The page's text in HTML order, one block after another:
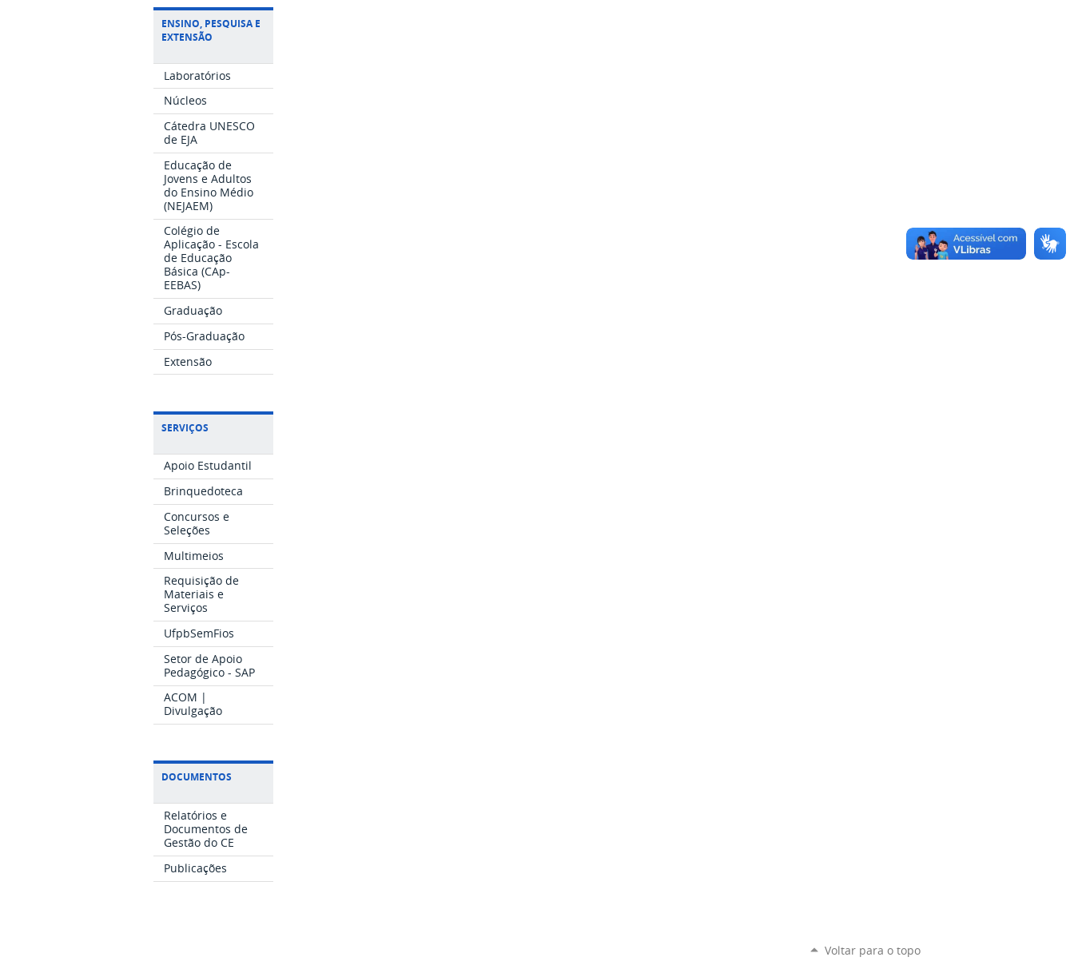
ENSINO, PESQUISA E
EXTENSÃO
Laboratórios
Núcleos
Cátedra UNESCO
de EJA
Educação de
Jovens e Adultos
do Ensino Médio
(NEJAEM)
Colégio de
Aplicação - Escola
de Educação
Básica (CAp-
EEBAS)
Graduação
Pós-Graduação
Extensão
SERVIÇOS
Apoio Estudantil
Brinquedoteca
Concursos e
Seleções
Multimeios
Requisição de
Materiais e
Serviços
UfpbSemFios
Setor de Apoio
Pedagógico - SAP
ACOM |
Divulgação
DOCUMENTOS
Relatórios e
Documentos de
Gestão do CE
Publicações
Voltar para o topo